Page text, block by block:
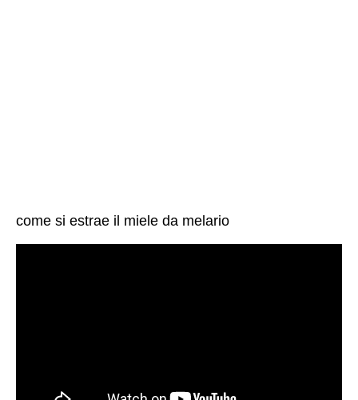
come si estrae il miele da melario